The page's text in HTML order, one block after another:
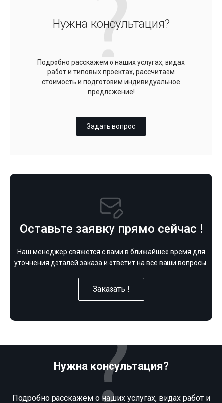
Нужна консультация?
Подробно расскажем о наших услугах, видах
работ и типовых проектах, рассчитаем
стоимость и подготовим индивидуальное
предложение!
Задать вопрос
Оставьте заявку прямо сейчас !
Наш менеджер свяжется с вами в ближайшее время для
уточнения деталей заказа и ответит на все ваши вопросы.
Заказать !
Нужна консультация?
Подробно расскажем о наших услугах, видах работ и